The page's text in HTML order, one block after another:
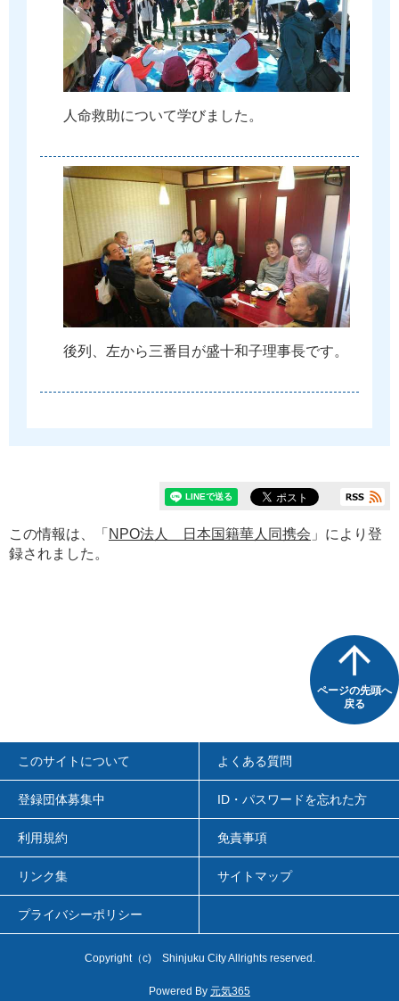
人 命救助について学びま した 。
後列 左から三番 目 が盛十和子理事長です。
この情報は、「 NPO法人 日本国籍華人同携会 」により登
録されました。
ページの先頭へ
戻る
このサイトについて よくある質問
登録団体募集中 ID・パスワードを忘れた方
利用規約 免責事項
リンク集 サイトマップ
プライバシーポリシー
Copyright（c) Shinjuku City Allrights reserved.
Powered By 元気365